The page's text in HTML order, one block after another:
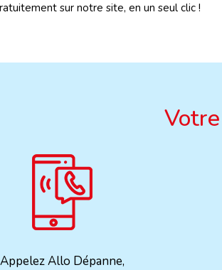
sur notre site, en un seul clic !
Appelez Allo Dépanne,